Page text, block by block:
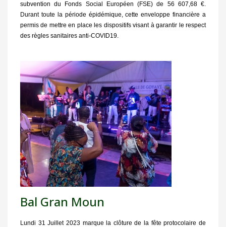
subvention du Fonds Social Européen (FSE) de 56 607,68 €.
Durant toute la période épidémique, cette enveloppe financière a
permis de mettre en place les dispositifs visant à garantir le respect
des règles sanitaires anti-COVID19.
Bal Gran Moun
Lundi 31 Juillet 2023 marque la clôture de la fête protocolaire de